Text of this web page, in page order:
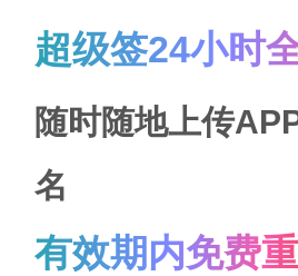
超级签24小时
随时随地上传
名
有效期内免费